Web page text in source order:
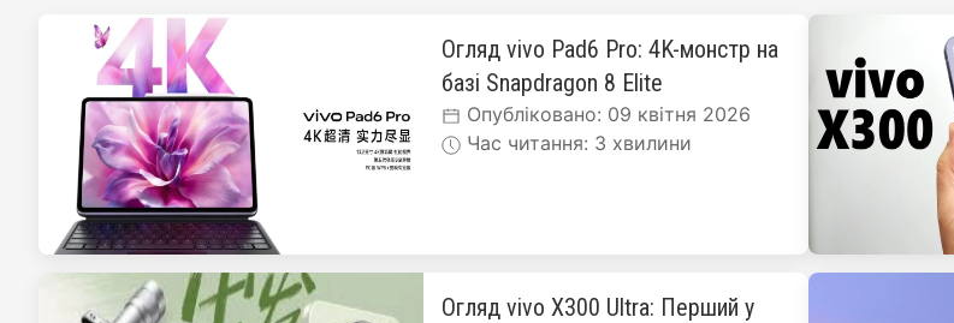
Огляд vivo Pad6 Pro: 4K-монстр на
базі Snapdragon 8 Elite
Опубліковано: 09 квітня 2026
Час читання: 3 хвилини
Огляд vivo X300 Ultra: Перший у